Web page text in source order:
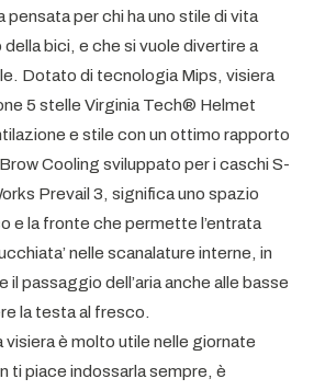
per chi ha uno stile di vita
bici, e che si vuole divertire a
Dotato di tecnologia Mips, visiera
5 stelle Virginia Tech® Helmet
e stile con un ottimo rapporto
Cooling sviluppato per i caschi S-
Prevail 3, significa uno spazio
e la fronte che permette l’entrata
nelle scanalature interne, in
passaggio dell’aria anche alle basse
la testa al fresco.
è molto utile nelle giornate
ti piace indossarla sempre, è